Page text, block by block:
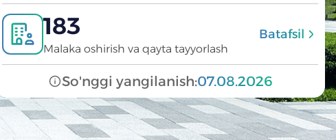
183
Malaka oshirish va qayta tayyorlash
Batafsil
So'nggi yangilanish:07.08.2026